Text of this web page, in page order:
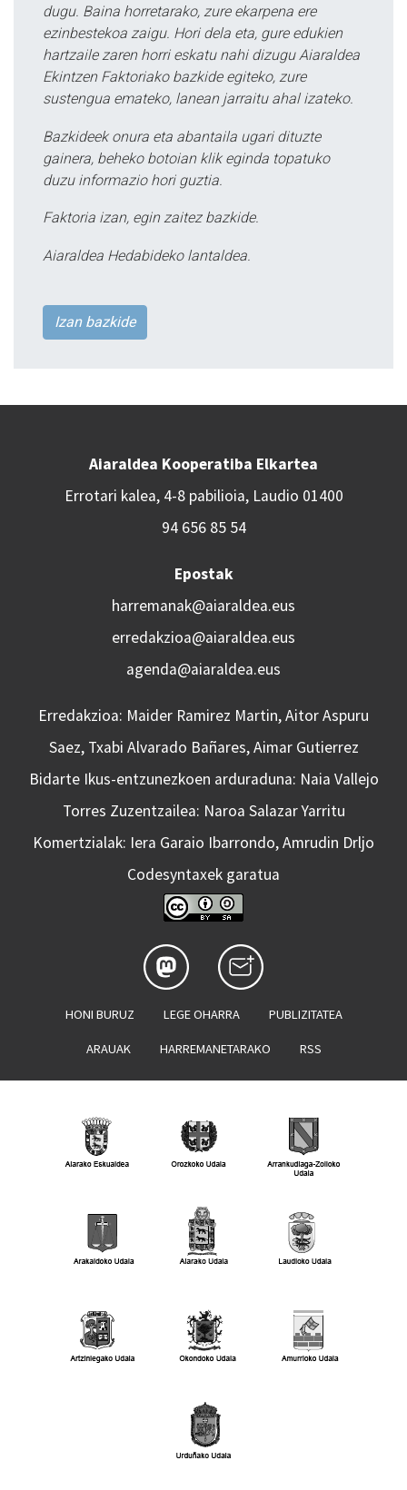
dugu. Baina horretarako, zure ekarpena ere
ezinbestekoa zaigu. Hori dela eta, gure edukien
hartzaile zaren horri eskatu nahi dizugu Aiaraldea
Ekintzen Faktoriako bazkide egiteko, zure
sustengua emateko, lanean jarraitu ahal izateko.
Bazkideek onura eta abantaila ugari dituzte
gainera, beheko botoian klik eginda topatuko
duzu informazio hori guztia.
Faktoria izan, egin zaitez bazkide.
Aiaraldea Hedabideko lantaldea.
Izan bazkide
Aiaraldea Kooperatiba Elkartea
Errotari kalea, 4-8 pabilioia, Laudio 01400
94 656 85 54
Epostak
harremanak@aiaraldea.eus
erredakzioa@aiaraldea.eus
agenda@aiaraldea.eus
Erredakzioa: Maider Ramirez Martin, Aitor Aspuru
Saez, Txabi Alvarado Bañares, Aimar Gutierrez
Bidarte Ikus-entzunezkoen arduraduna: Naia Vallejo
Torres Zuzentzailea: Naroa Salazar Yarritu
Komertzialak: Iera Garaio Ibarrondo, Amrudin Drljo
Codesyntaxek garatua
HONI BURUZ LEGE OHARRA PUBLIZITATEA
ARAUAK HARREMANETARAKO RSS